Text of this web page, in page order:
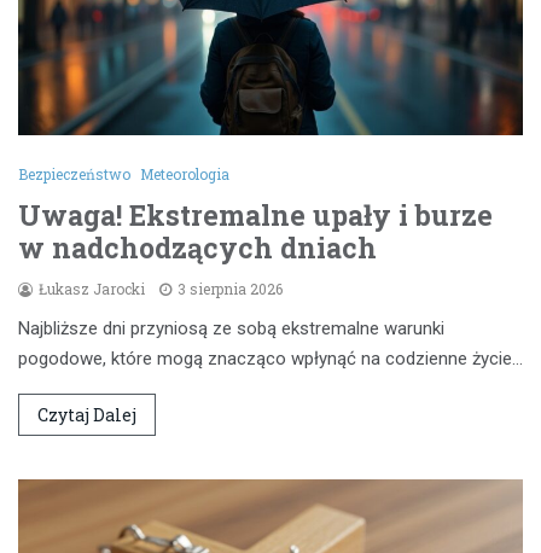
Bezpieczeństwo Meteorologia
Uwaga! Ekstremalne upały i burze
w nadchodzących dniach
Łukasz Jarocki 3 sierpnia 2026
Najbliższe dni przyniosą ze sobą ekstremalne warunki
pogodowe, które mogą znacząco wpłynąć na codzienne życie…
Czytaj Dalej